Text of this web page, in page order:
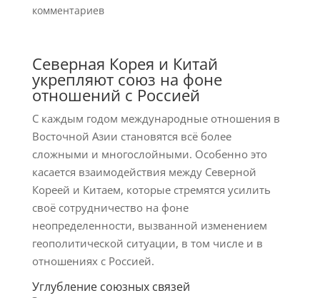
комментариев
Северная Корея и Китай
укрепляют союз на фоне
отношений с Россией
С каждым годом международные отношения в
Восточной Азии становятся всё более
сложными и многослойными. Особенно это
касается взаимодействия между Северной
Кореей и Китаем, которые стремятся усилить
своё сотрудничество на фоне
неопределенности, вызванной изменением
геополитической ситуации, в том числе и в
отношениях с Россией.
Углубление союзных связей